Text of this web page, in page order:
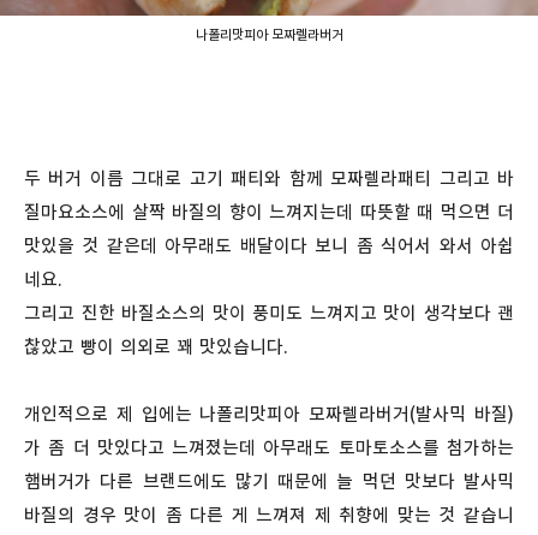
나폴리맛피아 모짜렐라버거
두 버거 이름 그대로 고기 패티와 함께 모짜렐라패티 그리고 바
질마요소스에 살짝 바질의 향이 느껴지는데 따뜻할 때 먹으면 더
맛있을 것 같은데 아무래도 배달이다 보니 좀 식어서 와서 아쉽
네요.
그리고 진한 바질소스의 맛이 풍미도 느껴지고 맛이 생각보다 괜
찮았고 빵이 의외로 꽤 맛있습니다.
개인적으로 제 입에는 나폴리맛피아 모짜렐라버거(발사믹 바질)
가 좀 더 맛있다고 느껴졌는데 아무래도 토마토소스를 첨가하는
햄버거가 다른 브랜드에도 많기 때문에 늘 먹던 맛보다 발사믹
바질의 경우 맛이 좀 다른 게 느껴져 제 취향에 맞는 것 같습니